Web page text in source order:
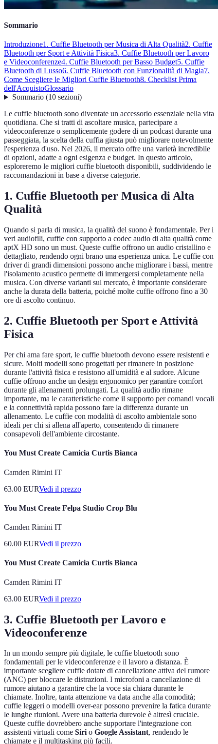
Sommario
Introduzione1. Cuffie Bluetooth per Musica di Alta Qualità2. Cuffie
Bluetooth per Sport e Attività Fisica3. Cuffie Bluetooth per Lavoro
e Videoconferenze4. Cuffie Bluetooth per Basso Budget5. Cuffie
Bluetooth di Lusso6. Cuffie Bluetooth con Funzionalità di Magia7.
Come Scegliere le Migliori Cuffie Bluetooth8. Checklist Prima
dell'AcquistoGlossario
Sommario(10 sezioni)
Le cuffie bluetooth sono diventate un accessorio essenziale nella vita
quotidiana. Che si tratti di ascoltare musica, partecipare a
videoconferenze o semplicemente godere di un podcast durante una
passeggiata, la scelta della cuffia giusta può migliorare notevolmente
l'esperienza d'uso. Nel 2026, il mercato offre una varietà incredibile
di opzioni, adatte a ogni esigenza e budget. In questo articolo,
esploreremo le migliori cuffie bluetooth disponibili, suddividendo le
raccomandazioni in base a diverse categorie.
1. Cuffie Bluetooth per Musica di Alta
Qualità
Quando si parla di musica, la qualità del suono è fondamentale. Per i
veri audiofili, cuffie con supporto a codec audio di alta qualità come
aptX HD sono un must. Queste cuffie offrono un audio cristallino e
dettagliato, rendendo ogni brano una esperienza unica. Le cuffie con
driver di grandi dimensioni possono anche migliorare i bassi, mentre
l'isolamento acustico permette di immergersi completamente nella
musica. Con diverse varianti sul mercato, è importante considerare
anche la durata della batteria, poiché molte cuffie offrono fino a 30
ore di ascolto continuo.
2. Cuffie Bluetooth per Sport e Attività
Fisica
Per chi ama fare sport, le cuffie bluetooth devono essere resistenti e
sicure. Molti modelli sono progettati per rimanere in posizione
durante l'attività fisica e resistono all'umidità e al sudore. Alcune
cuffie offrono anche un design ergonomico per garantire comfort
durante gli allenamenti prolungati. La qualità audio rimane
importante, ma le caratteristiche come il supporto per comandi vocali
e la connettività rapida possono fare la differenza durante un
allenamento. Le cuffie con modalità di ascolto ambientale sono
ideali per chi si allena all'aperto, consentendo di rimanere
consapevoli dell'ambiente circostante.
You Must Create Camicia Curtis Bianca
Camden Rimini IT
63.00 EURVedi il prezzo
You Must Create Felpa Studio Crop Blu
Camden Rimini IT
60.00 EURVedi il prezzo
You Must Create Camicia Curtis Bianca
Camden Rimini IT
63.00 EURVedi il prezzo
3. Cuffie Bluetooth per Lavoro e
Videoconferenze
In un mondo sempre più digitale, le cuffie bluetooth sono
fondamentali per le videoconferenze e il lavoro a distanza. È
importante scegliere cuffie dotate di cancellazione attiva del rumore
(ANC) per bloccare le distrazioni. I microfoni a cancellazione di
rumore aiutano a garantire che la voce sia chiara durante le
chiamate. Inoltre, tanta attenzione va data anche alla comodità;
cuffie leggeri o modelli over-ear possono prevenire la fatica durante
le lunghe riunioni. Avere una batteria durevole è altresì cruciale.
Queste cuffie dovrebbero anche supportare l'integrazione con
assistenti virtuali come Sirio Google Assistant, rendendo le
chiamate e il multitasking più facili.